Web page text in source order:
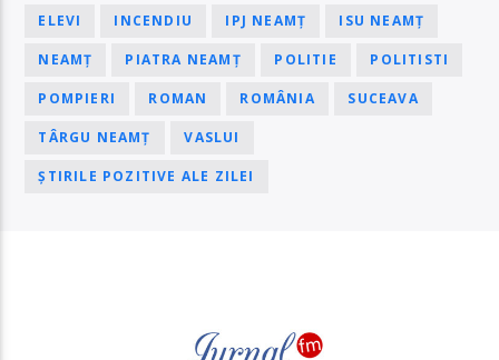
ELEVI INCENDIU IPJ NEAMȚ ISU NEAMȚ
NEAMȚ PIATRA NEAMȚ POLITIE POLITISTI
POMPIERI ROMAN ROMÂNIA SUCEAVA
TÂRGU NEAMȚ VASLUI
ȘTIRILE POZITIVE ALE ZILEI